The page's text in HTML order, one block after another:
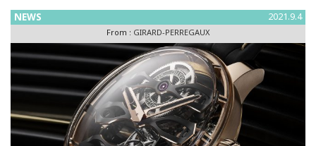
が、新たなモデル「ロレアート クロノグラフ アストンマーテ
ィン
NEWS 2021.9.4
From : GIRARD-PERREGAUX